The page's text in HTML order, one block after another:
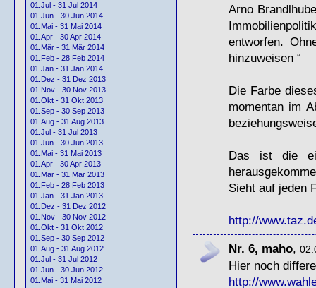
01.Jul - 31 Jul 2014
01.Jun - 30 Jun 2014
01.Mai - 31 Mai 2014
01.Apr - 30 Apr 2014
01.Mär - 31 Mär 2014
01.Feb - 28 Feb 2014
01.Jan - 31 Jan 2014
01.Dez - 31 Dez 2013
01.Nov - 30 Nov 2013
01.Okt - 31 Okt 2013
01.Sep - 30 Sep 2013
01.Aug - 31 Aug 2013
01.Jul - 31 Jul 2013
01.Jun - 30 Jun 2013
01.Mai - 31 Mai 2013
01.Apr - 30 Apr 2013
01.Mär - 31 Mär 2013
01.Feb - 28 Feb 2013
01.Jan - 31 Jan 2013
01.Dez - 31 Dez 2012
01.Nov - 30 Nov 2012
01.Okt - 31 Okt 2012
01.Sep - 30 Sep 2012
01.Aug - 31 Aug 2012
01.Jul - 31 Jul 2012
01.Jun - 30 Jun 2012
01.Mai - 31 Mai 2012
Arno
entworfen.
hinzuweisen “
Die Farbe
momentan im
Das ist die
Sieht auf jeden
http://
Nr. 6, maho,
Hier noch
http://